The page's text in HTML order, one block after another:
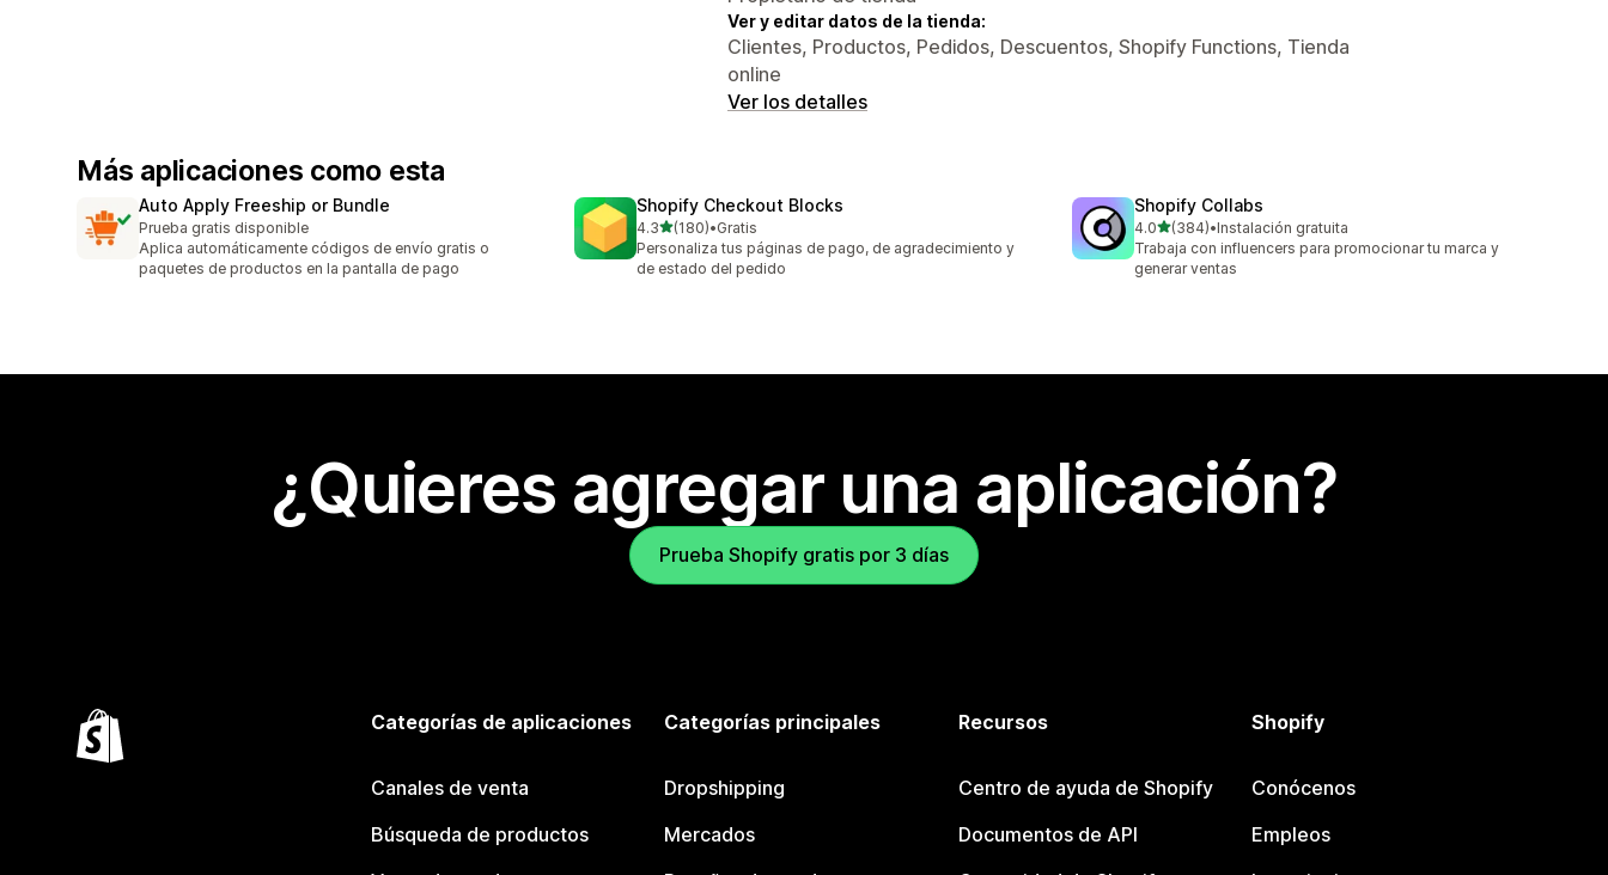
Ver y editar datos de la tienda:
Clientes, Productos, Pedidos, Descuentos, Shopify Functions, Tienda
online
Ver los detalles
Más aplicaciones como esta
Auto Apply Freeship or Bundle
Prueba gratis disponible
Aplica automáticamente códigos de envío gratis o
paquetes de productos en la pantalla de pago
Shopify Checkout Blocks
4.3de 5 estrellas
(180)
180 reseñas en total
•Gratis
Personaliza tus páginas de pago, de agradecimiento y
de estado del pedido
Shopify Collabs
4.0de 5 estrellas
(384)
384 reseñas en total
•Instalación gratuita
Trabaja con influencers para promocionar tu marca y
generar ventas
¿Quieres agregar una aplicación?
Prueba Shopify gratis por 3 días
Categorías de aplicaciones
Canales de venta
Búsqueda de productos
Categorías principales
Dropshipping
Mercados
Recursos
Centro de ayuda de Shopify
Documentos de API
Shopify
Conócenos
Empleos